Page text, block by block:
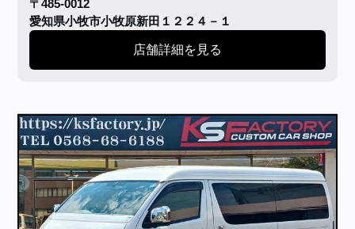
〒485-0012
愛知県小牧市小牧原新田１２２４－１
店舗詳細を見る